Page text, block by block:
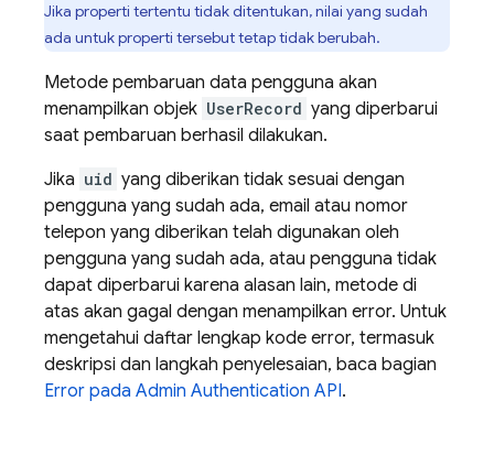
Jika properti tertentu tidak ditentukan, nilai yang sudah
ada untuk properti tersebut tetap tidak berubah.
Metode pembaruan data pengguna akan
menampilkan objek UserRecord yang diperbarui
saat pembaruan berhasil dilakukan.
Jika uid yang diberikan tidak sesuai dengan
pengguna yang sudah ada, email atau nomor
telepon yang diberikan telah digunakan oleh
pengguna yang sudah ada, atau pengguna tidak
dapat diperbarui karena alasan lain, metode di
atas akan gagal dengan menampilkan error. Untuk
mengetahui daftar lengkap kode error, termasuk
deskripsi dan langkah penyelesaian, baca bagian
Error pada Admin Authentication API.